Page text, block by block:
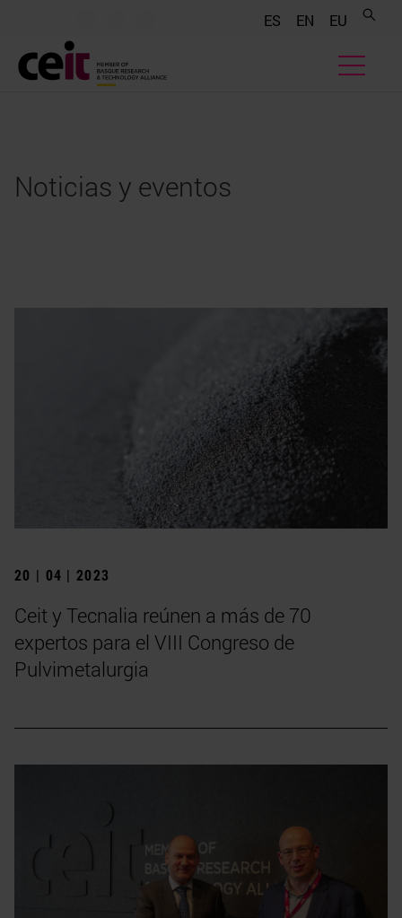
ES EN EU
Noticias y eventos
20 | 04 | 2023
Ceit y Tecnalia reúnen a más de 70
expertos para el VIII Congreso de
Pulvimetalurgia